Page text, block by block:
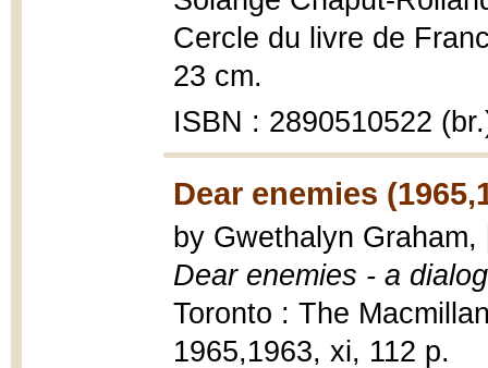
Cercle du livre de
23 cm.
ISBN : 2890510522
Dear enemies
by Gwethalyn
Dear enemies - a
Toronto : The
1965,1963, xi, 112 p.